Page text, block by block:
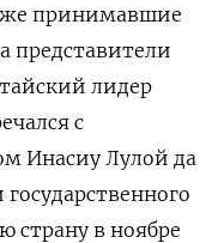
принимавшие
представители
лидер
с
Инасиу Лулой да
страну в ноябре